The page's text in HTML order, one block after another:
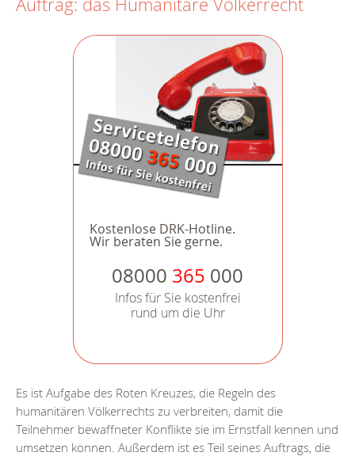
Kostenlose DRK-Hotline.
Wir beraten Sie gerne.
08000 365 000
Infos für Sie kostenfrei
rund um die Uhr
Es ist Aufgabe des Roten Kreuzes, die Regeln des
humanitären Völkerrechts zu verbreiten, damit die
Teilnehmer bewaffneter Konflikte sie im Ernstfall kennen und
umsetzen können. Außerdem ist es Teil seines Auftrags, die